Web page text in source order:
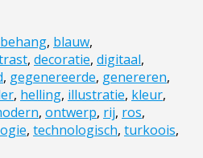
behang, blauw,
, decoratie, digitaal,
, gegenereerde, genereren,
, helling, illustratie, kleur,
, ontwerp, rij, ros,
, technologisch, turkoois,